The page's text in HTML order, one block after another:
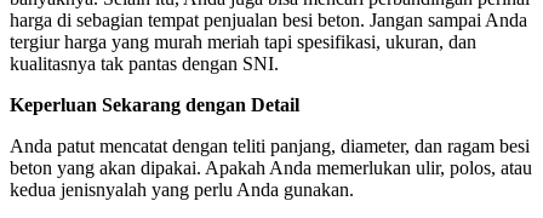
harga di sebagian tempat penjualan besi beton. Jangan sampai Anda
tergiur harga yang murah meriah tapi spesifikasi, ukuran, dan
kualitasnya tak pantas dengan SNI.
Keperluan Sekarang dengan Detail
Anda patut mencatat dengan teliti panjang, diameter, dan ragam besi
beton yang akan dipakai. Apakah Anda memerlukan ulir, polos, atau
kedua jenisnyalah yang perlu Anda gunakan.